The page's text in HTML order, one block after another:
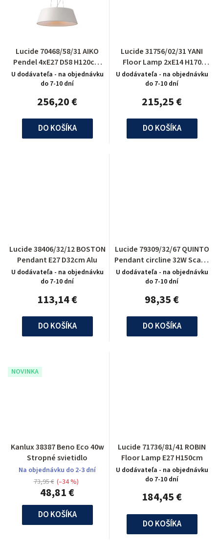
Lucide 70468/58/31 AIKO
Pendel 4xE27 D58 H120cm
Wit
U dodávateľa - na objednávku
do 7-10 dní
256,20 €
DO KOŠÍKA
Lucide 31756/02/31 YANI
Floor Lamp 2xE14 H170
D40cm White
U dodávateľa - na objednávku
do 7-10 dní
215,25 €
DO KOŠÍKA
Lucide 38406/32/12 BOSTON
Pendant E27 D32cm Alu
U dodávateľa - na objednávku
do 7-10 dní
113,14 €
DO KOŠÍKA
Lucide 79309/32/67 QUINTO
Pendant circline 32W Scavo
Glass
U dodávateľa - na objednávku
do 7-10 dní
98,35 €
DO KOŠÍKA
NOVINKA
Kanlux 38387 Beno Eco 40w
Stropné svietidlo
Na objednávku do 2-3 dní
48,81 €
73,95 € (–34 %)
DO KOŠÍKA
Lucide 71736/81/41 ROBIN
Floor Lamp E27 H150cm
U dodávateľa - na objednávku
do 7-10 dní
184,45 €
DO KOŠÍKA